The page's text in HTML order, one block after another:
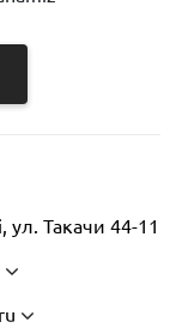
ул. Такачи 44-11